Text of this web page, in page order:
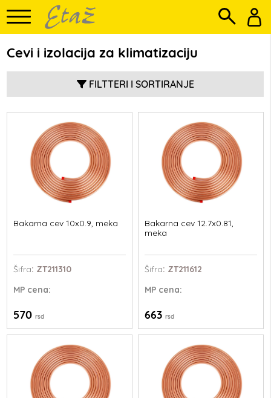
Cevi i izolacija za klimatizaciju
FILTTERI I SORTIRANJE
Bakarna cev 10x0.9, meka
Šifra: ZT211310
MP cena:
570rsd
Bakarna cev 12.7x0.81,
meka
Šifra: ZT211612
MPcena:
663 rsd